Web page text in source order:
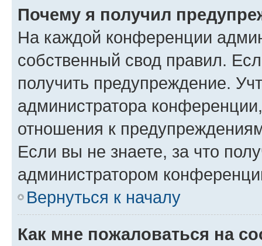
Почему я получил
На каждой конференции
собственный свод правил.
получить предупреждение.
администратора
отношения к
Если вы не знаете, за что
администратором
Вернуться к началу
Как мне пожаловаться на